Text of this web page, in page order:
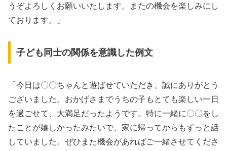
うぞよろしくお願いいたします。またの機会を楽しみにし
ております。」
子ども同士の関係を意識した例文
「今日は〇〇ちゃんと遊ばせていただき、誠にありがとう
ございました。おかげさまでうちの子もとても楽しい一日
を過ごせて、大満足だったようです。特に一緒に〇〇をし
たことが嬉しかったみたいで、家に帰ってからもずっと話
していました。ぜひまた機会があればご一緒させてくださ